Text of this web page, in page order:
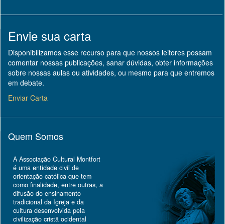
Envie sua carta
Disponibilizamos esse recurso para que nossos leitores possam
comentar nossas publicações, sanar dúvidas, obter informações
sobre nossas aulas ou atividades, ou mesmo para que entremos
em debate.
Enviar Carta
Quem Somos
A Associação Cultural Montfort
é uma entidade civil de
orientação católica que tem
como finalidade, entre outras, a
difusão do ensinamento
tradicional da Igreja e da
cultura desenvolvida pela
civilização cristã ocidental